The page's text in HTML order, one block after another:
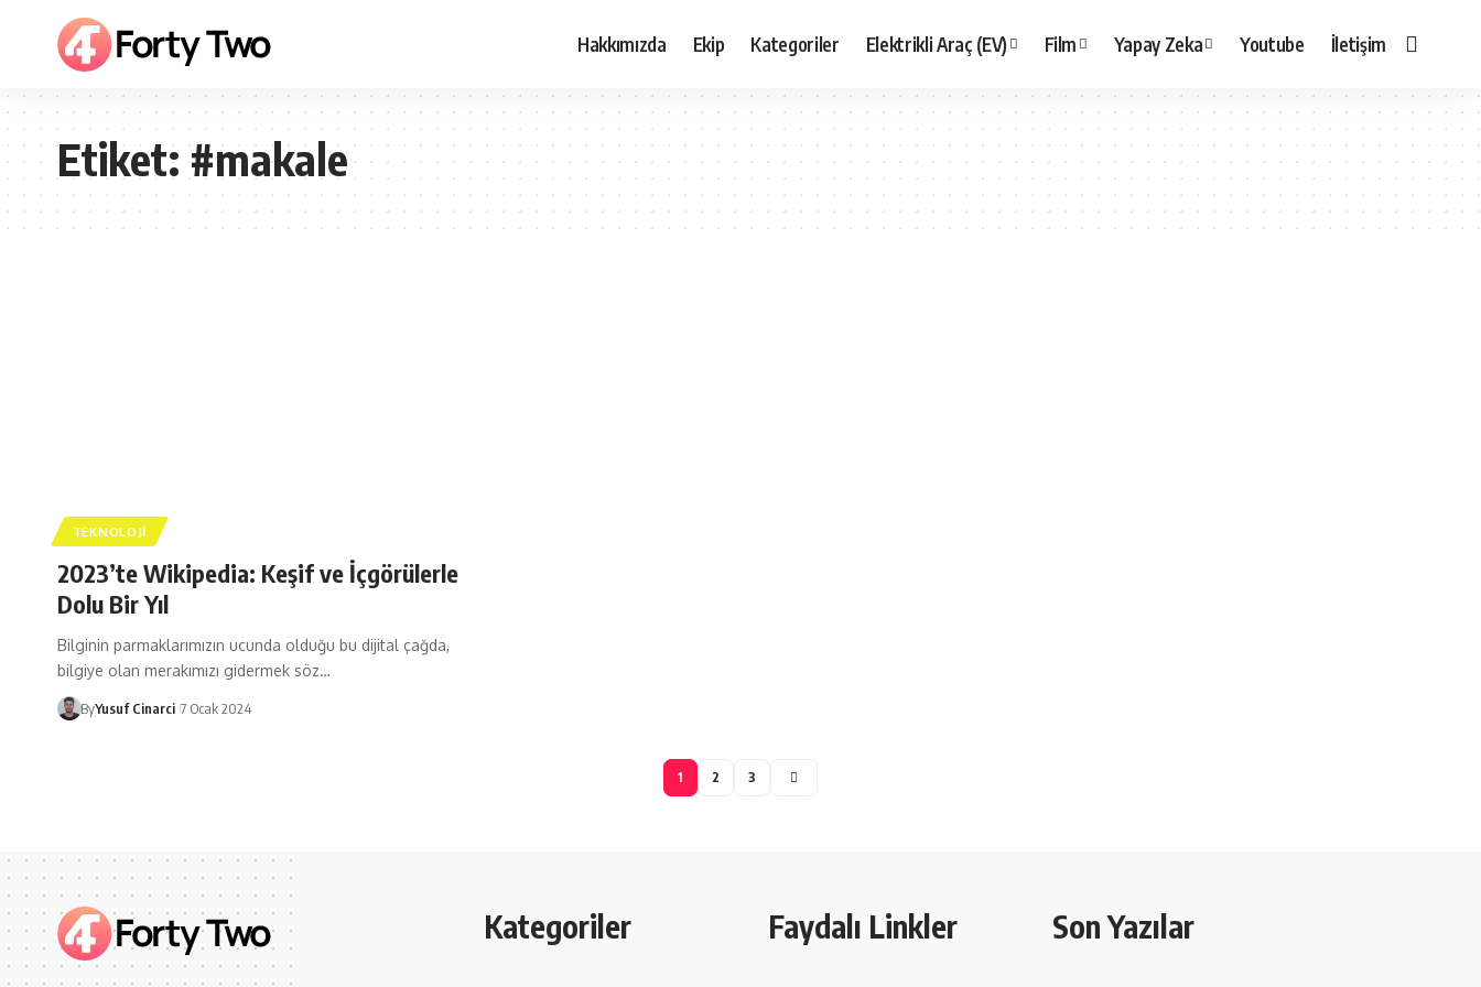
Hakkımızda Ekip Kategoriler Elektrikli Araç (EV) Film Yapay Zeka Youtube İletişim
Etiket:#makale
TEKNOLOJI
2023’te Wikipedia: Keşif ve İçgörülerle
Dolu Bir Yıl
Bilginin parmaklarımızın ucunda olduğu bu dijital çağda,
bilgiye olan merakımızı gidermek söz…
ByYusuf Cinarci 7 Ocak 2024
1 2 3
Kategoriler Faydalı Linkler Son Yazılar